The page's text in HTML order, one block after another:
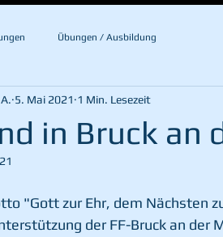
Übungen / Ausbildung
in Bruck an
5. Mai 2021 1 Min. Lesezeit
"Gott zur Ehr, dem Nächsten
der FF-Bruck an der